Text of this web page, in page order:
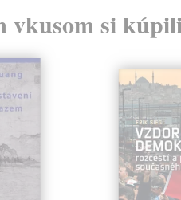
vkusom si